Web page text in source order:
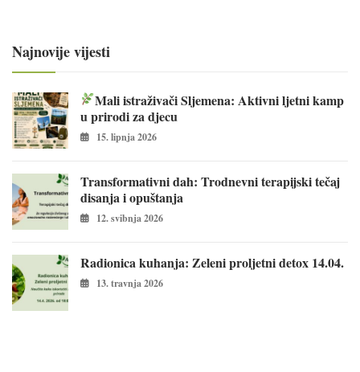
Najnovije vijesti
Mali istraživači Sljemena: Aktivni ljetni kamp
u prirodi za djecu
15. lipnja 2026
Transformativni dah: Trodnevni terapijski tečaj
disanja i opuštanja
12. svibnja 2026
Radionica kuhanja: Zeleni proljetni detox 14.04.
13. travnja 2026